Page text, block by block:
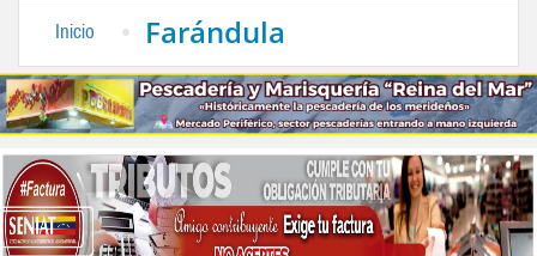
Inicio Farándula